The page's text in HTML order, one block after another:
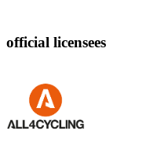
official licensees